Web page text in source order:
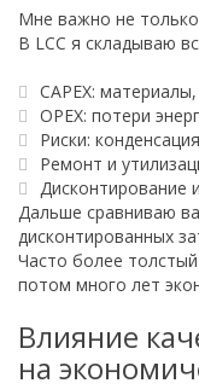
Мне важно не
В LCC я складываю
CAPEX:
OPEX: потери
Риски:
Ремонт и
Дисконтирование
Дальше сравниваю
дисконтированных
Часто более
потом много лет
Влияние
на